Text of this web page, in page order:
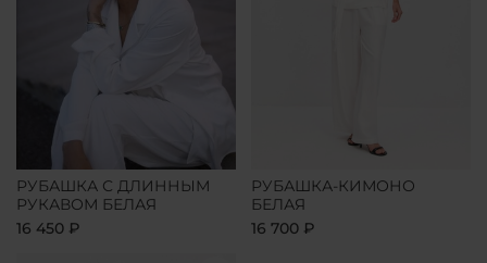
РУБАШКА С ДЛИННЫМ
РУКАВОМ БЕЛАЯ
16 450 ₽
РУБАШКА-КИМОНО
БЕЛАЯ
16 700 ₽